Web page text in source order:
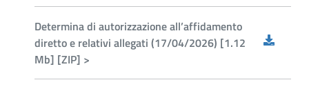
Determina di autorizzazione all’affidamento
diretto e relativi allegati (17/04/2026) [1.12
Mb] [ZIP] >